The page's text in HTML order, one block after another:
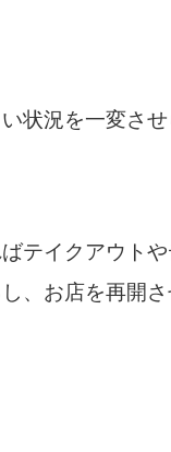
状況を一変させ
テイクアウト
、お店を再開